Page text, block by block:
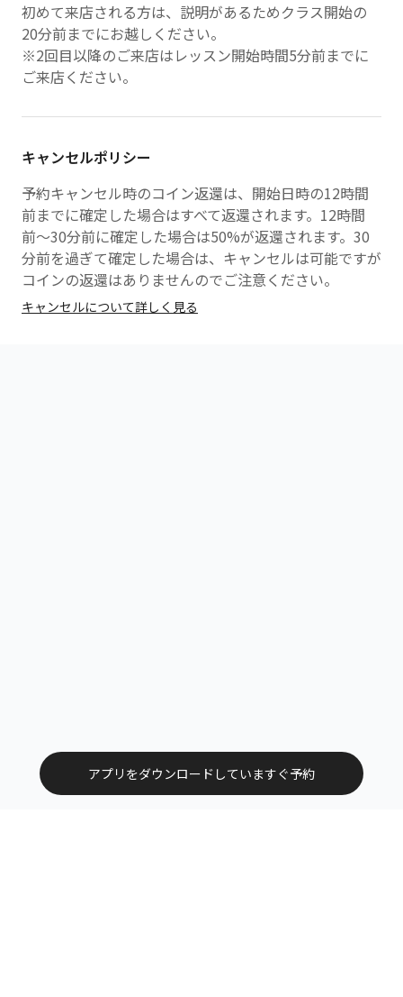
初めて来店される方は、説明があるためクラス開始の
20分前までにお越しください。
※2回目以降のご来店はレッスン開始時間5分前までに
ご来店ください。
キャンセルポリシー
予約キャンセル時のコイン返還は、開始日時の12時間
前までに確定した場合はすべて返還されます。12時間
前〜30分前に確定した場合は50%が返還されます。30
分前を過ぎて確定した場合は、キャンセルは可能ですが
コインの返還はありませんのでご注意ください。
キャンセルについて詳しく見る
アプリをダウンロードしていますぐ予約